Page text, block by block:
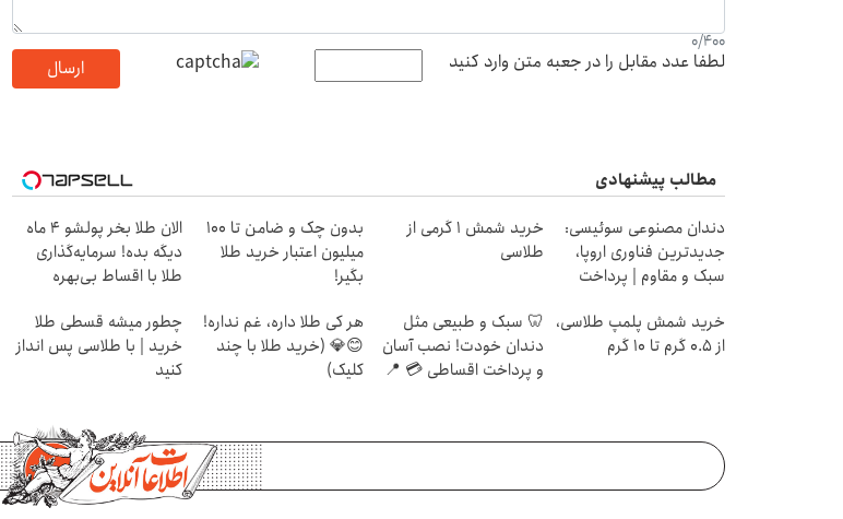
0/400
لطفا عدد مقابل را در جعبه متن وارد کنید ارسال
مطالب پیشنهادی
دندان مصنوعی سوئیسی:
جدیدترین فناوری اروپا،
سبک و مقاوم | پرداخت
خرید شمش 1 گرمی از
طلاسی
بدون چک و ضامن تا 100
میلیون اعتبار خرید طلا
بگیر!
الان طلا بخر پولشو 4 ماه
دیگه بده! سرمایه‌گذاری
طلا با اقساط بی‌بهره
خرید شمش پلمپ طلاسی،
از ۰.۵ گرم تا ۱۰ گرم
🦷 سبک و طبیعی مثل
دندان خودت! نصب آسان
و پرداخت اقساطی 💳 📍
هر کی طلا داره، غم نداره!
😊💎 (خرید طلا با چند
کلیک)
چطور میشه قسطی طلا
خرید | با طلاسی پس انداز
کنید